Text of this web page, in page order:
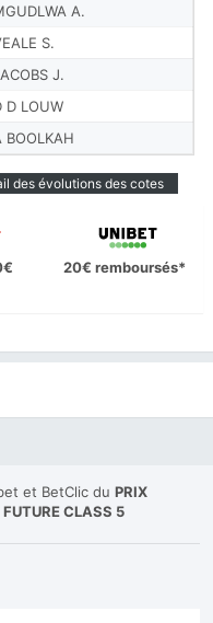
A.
S.
J.
D LOUW
BOOLKAH
des évolutions des cotes
20€ remboursés*
et BetClic du PRIX
CLASS 5